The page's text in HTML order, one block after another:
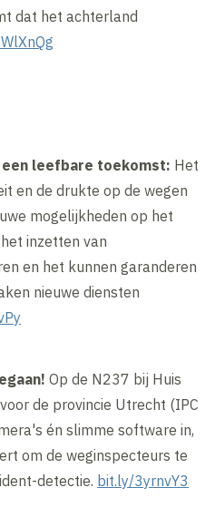
dat het achterland
een leefbare toekomst: Het
en de drukte op de wegen
mogelijkheden op het
inzetten van
en het kunnen garanderen
nieuwe diensten
Op de N237 bij Huis
de provincie Utrecht (IPC
én slimme software in,
om de weginspecteurs te
detectie. bit.ly/3yrnvY3